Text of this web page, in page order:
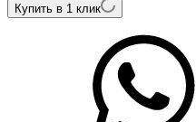
Купить в 1 клик